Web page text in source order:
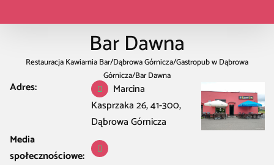
Bar Dawna
Restauracja Kawiarnia Bar/Dąbrowa Górnicza/Gastropub w Dąbrowa
Górnicza/Bar Dawna
Adres:
Marcina
Kasprzaka 26, 41-300,
Dąbrowa Górnicza
Media
społecznościowe: